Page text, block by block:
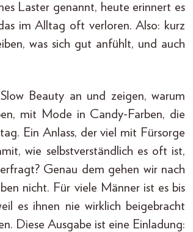
Laster genannt, heute erinnert es
im Alltag oft verloren. Also: kurz
was sich gut anfühlt, und auch
Beauty an und zeigen, warum
mit Mode in Candy-Farben, die
Ein Anlass, der viel mit Fürsorge
wie selbstverständlich es oft ist,
Genau dem gehen wir nach
nicht. Für viele Männer ist es bis
es ihnen nie wirklich beigebracht
Diese Ausgabe ist eine Einladung: